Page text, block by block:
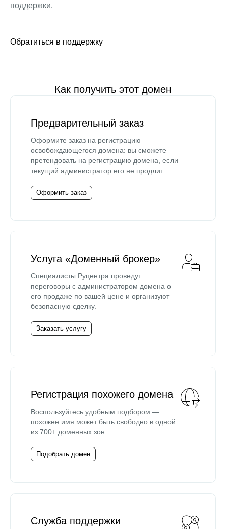
поддержки.
Обратиться в поддержку
Как получить этот домен
Предварительный заказ
Оформите заказ на регистрацию
освобождающегося домена: вы сможете
претендовать на регистрацию домена, если
текущий администратор его не продлит.
Оформить заказ
Услуга «Доменный брокер»
Специалисты Руцентра проведут
переговоры с администратором домена о
его продаже по вашей цене и организуют
безопасную сделку.
Заказать услугу
Регистрация похожего домена
Воспользуйтесь удобным подбором —
похожее имя может быть свободно в одной
из 700+ доменных зон.
Подобрать домен
Служба поддержки